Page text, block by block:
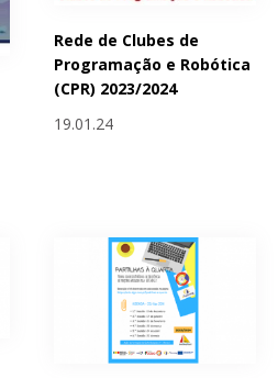
Rede de Clubes de
Programação e Robótica
(CPR) 2023/2024
19.01.24